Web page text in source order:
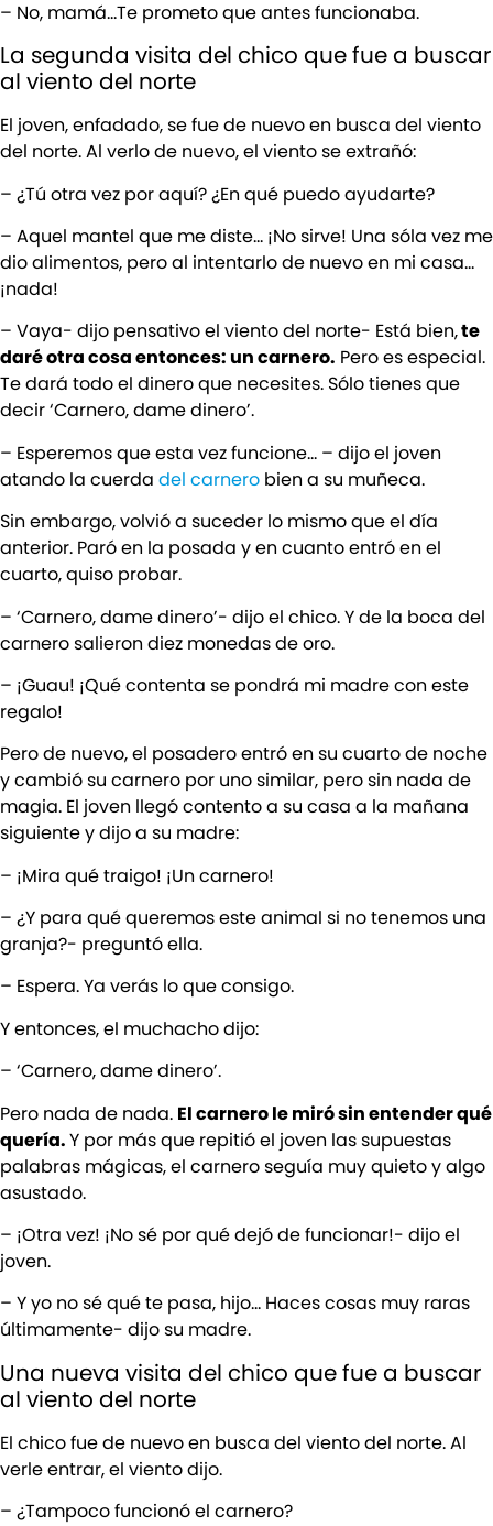
– No, mamá…Te prometo que antes funcionaba.
La segunda visita del chico que fue a buscar
al viento del norte
El joven, enfadado, se fue de nuevo en busca del viento
del norte. Al verlo de nuevo, el viento se extrañó:
– ¿Tú otra vez por aquí? ¿En qué puedo ayudarte?
– Aquel mantel que me diste… ¡No sirve! Una sóla vez me
dio alimentos, pero al intentarlo de nuevo en mi casa…
¡nada!
– Vaya- dijo pensativo el viento del norte- Está bien,te
daré otra cosa entonces: un carnero. Pero es especial.
Te dará todo el dinero que necesites. Sólo tienes que
decir ‘Carnero, dame dinero’.
– Esperemos que esta vez funcione… – dijo el joven
atando la cuerda del carnero bien a su muñeca.
Sin embargo, volvió a suceder lo mismo que el día
anterior. Paró en la posada y en cuanto entró en el
cuarto, quiso probar.
– ‘Carnero, dame dinero’- dijo el chico. Y de la boca del
carnero salieron diez monedas de oro.
– ¡Guau! ¡Qué contenta se pondrá mi madre con este
regalo!
Pero de nuevo, el posadero entró en su cuarto de noche
y cambió su carnero por uno similar, pero sin nada de
magia. El joven llegó contento a su casa a la mañana
siguiente y dijo a su madre:
– ¡Mira qué traigo! ¡Un carnero!
– ¿Y para qué queremos este animal si no tenemos una
granja?- preguntó ella.
– Espera. Ya verás lo que consigo.
Y entonces, el muchacho dijo:
– ‘Carnero, dame dinero’.
Pero nada de nada. El carnero le miró sin entender qué
quería.Y por más que repitió el joven las supuestas
palabras mágicas, el carnero seguía muy quieto y algo
asustado.
– ¡Otra vez! ¡No sé por qué dejó de funcionar!- dijo el
joven.
– Y yo no sé qué te pasa, hijo… Haces cosas muy raras
últimamente- dijo su madre.
Una nueva visita del chico que fue a buscar
al viento del norte
El chico fue de nuevo en busca del viento del norte. Al
verle entrar, el viento dijo.
– ¿Tampoco funcionó el carnero?